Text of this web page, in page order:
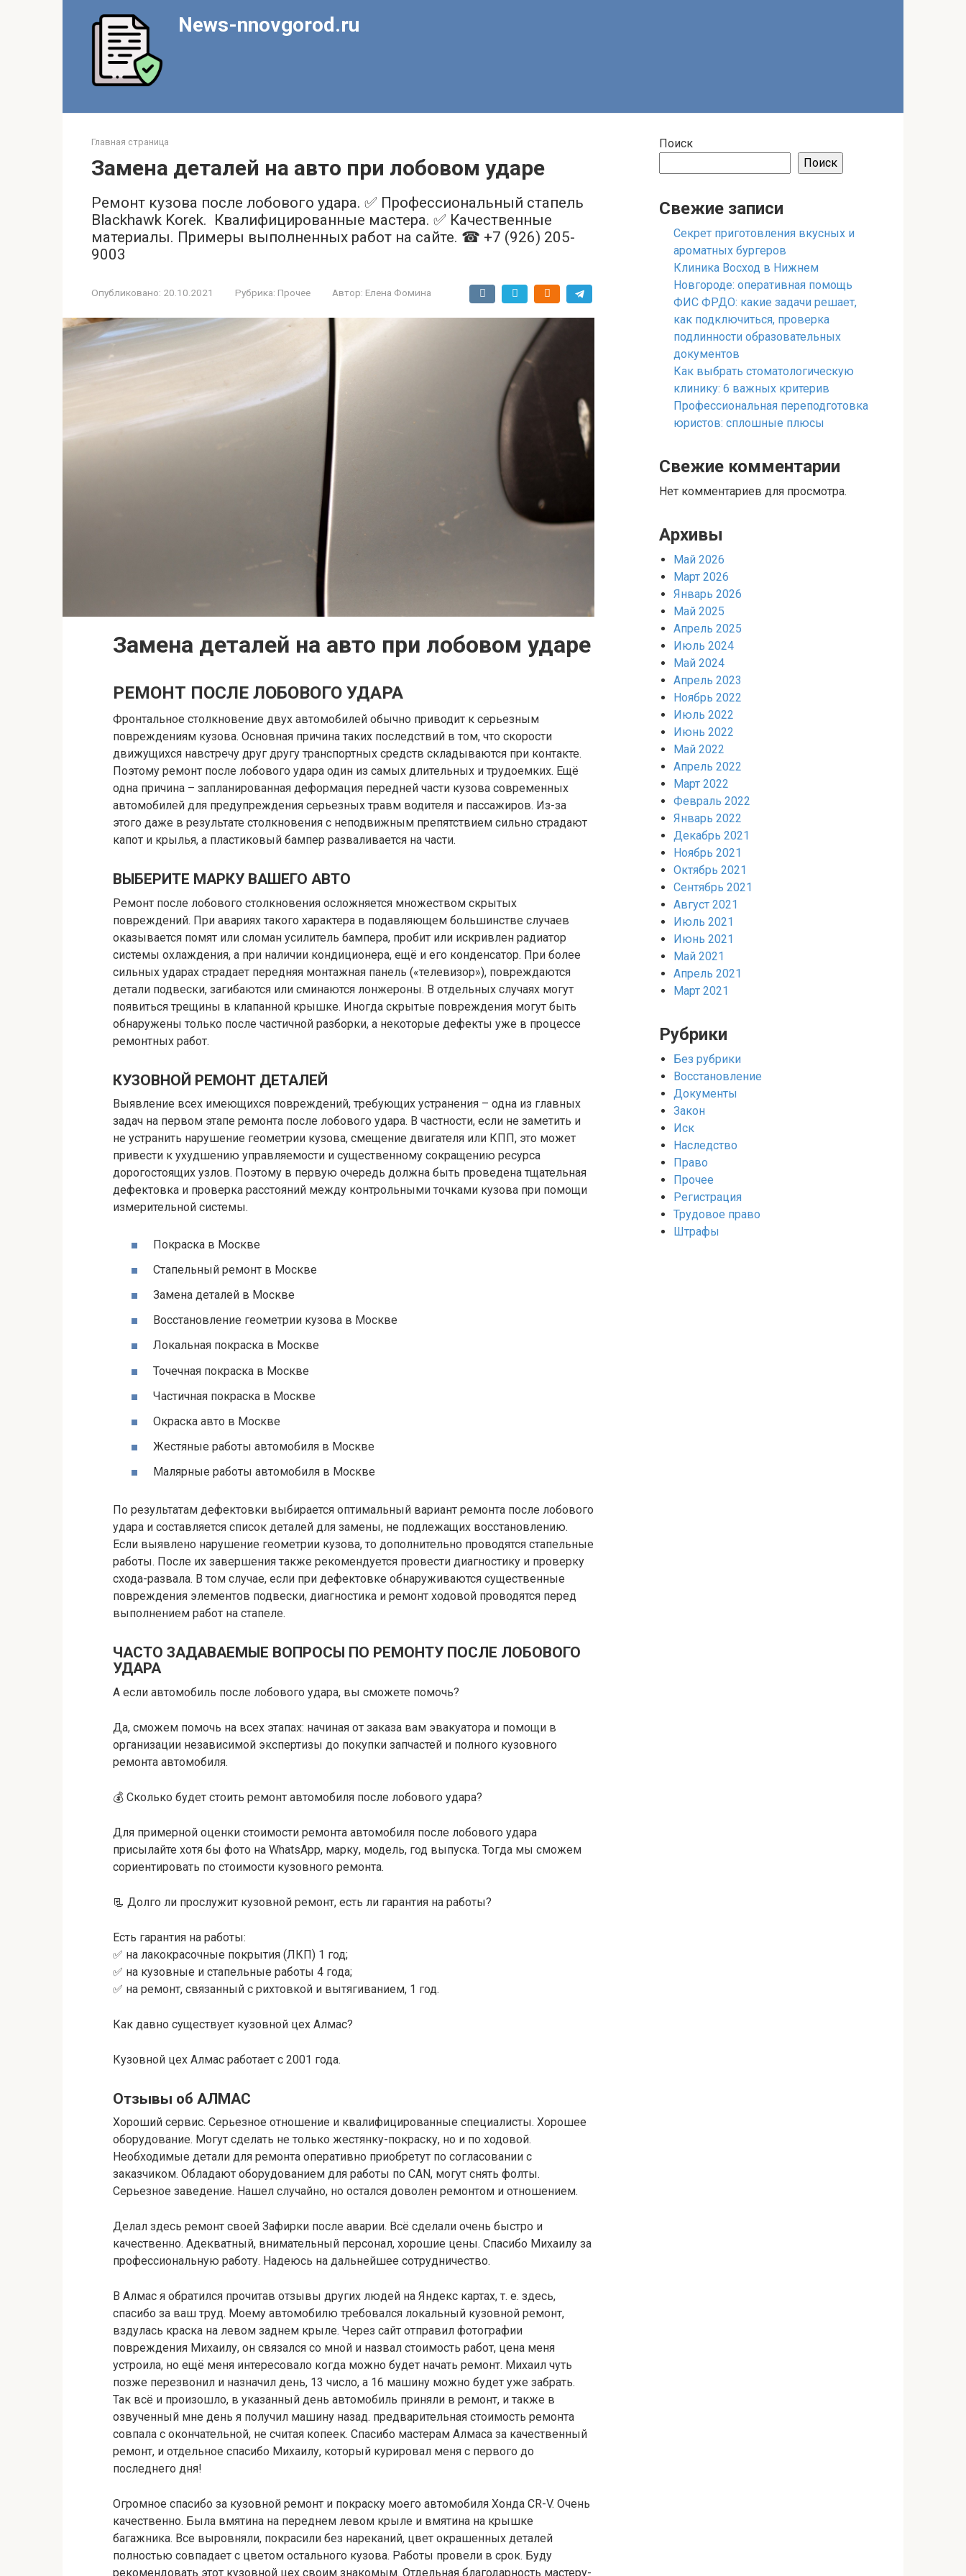
News-nnovgorod.ru
Главная страница
Замена деталей на авто при лобовом ударе
Ремонт кузова после лобового удара. ✅ Профессиональный стапель
Blackhawk Korek. ‍ Квалифицированные мастера. ✅ Качественные
материалы. Примеры выполненных работ на сайте. ☎ +7 (926) 205-
9003
Опубликовано: 20.10.2021 Рубрика: Прочее Автор: Елена Фомина
Замена деталей на авто при лобовом ударе
РЕМОНТ ПОСЛЕ ЛОБОВОГО УДАРА
Фронтальное столкновение двух автомобилей обычно приводит к серьезным
повреждениям кузова. Основная причина таких последствий в том, что скорости
движущихся навстречу друг другу транспортных средств складываются при контакте.
Поэтому ремонт после лобового удара один из самых длительных и трудоемких. Ещё
одна причина – запланированная деформация передней части кузова современных
автомобилей для предупреждения серьезных травм водителя и пассажиров. Из-за
этого даже в результате столкновения с неподвижным препятствием сильно страдают
капот и крылья, а пластиковый бампер разваливается на части.
ВЫБЕРИТЕ МАРКУ ВАШЕГО АВТО
Ремонт после лобового столкновения осложняется множеством скрытых
повреждений. При авариях такого характера в подавляющем большинстве случаев
оказывается помят или сломан усилитель бампера, пробит или искривлен радиатор
системы охлаждения, а при наличии кондиционера, ещё и его конденсатор. При более
сильных ударах страдает передняя монтажная панель («телевизор»), повреждаются
детали подвески, загибаются или сминаются лонжероны. В отдельных случаях могут
появиться трещины в клапанной крышке. Иногда скрытые повреждения могут быть
обнаружены только после частичной разборки, а некоторые дефекты уже в процессе
ремонтных работ.
КУЗОВНОЙ РЕМОНТ ДЕТАЛЕЙ
Выявление всех имеющихся повреждений, требующих устранения – одна из главных
задач на первом этапе ремонта после лобового удара. В частности, если не заметить и
не устранить нарушение геометрии кузова, смещение двигателя или КПП, это может
привести к ухудшению управляемости и существенному сокращению ресурса
дорогостоящих узлов. Поэтому в первую очередь должна быть проведена тщательная
дефектовка и проверка расстояний между контрольными точками кузова при помощи
измерительной системы.
Покраска в Москве
Стапельный ремонт в Москве
Замена деталей в Москве
Восстановление геометрии кузова в Москве
Локальная покраска в Москве
Точечная покраска в Москве
Частичная покраска в Москве
Окраска авто в Москве
Жестяные работы автомобиля в Москве
Малярные работы автомобиля в Москве
По результатам дефектовки выбирается оптимальный вариант ремонта после лобового
удара и составляется список деталей для замены, не подлежащих восстановлению.
Если выявлено нарушение геометрии кузова, то дополнительно проводятся стапельные
работы. После их завершения также рекомендуется провести диагностику и проверку
схода-развала. В том случае, если при дефектовке обнаруживаются существенные
повреждения элементов подвески, диагностика и ремонт ходовой проводятся перед
выполнением работ на стапеле.
ЧАСТО ЗАДАВАЕМЫЕ ВОПРОСЫ ПО РЕМОНТУ ПОСЛЕ ЛОБОВОГО
УДАРА
А если автомобиль после лобового удара, вы сможете помочь?
Да, сможем помочь на всех этапах: начиная от заказа вам эвакуатора и помощи в
организации независимой экспертизы до покупки запчастей и полного кузовного
ремонта автомобиля.
💰 Сколько будет стоить ремонт автомобиля после лобового удара?
Для примерной оценки стоимости ремонта автомобиля после лобового удара
присылайте хотя бы фото на WhatsApp, марку, модель, год выпуска. Тогда мы сможем
сориентировать по стоимости кузовного ремонта.
📃 Долго ли прослужит кузовной ремонт, есть ли гарантия на работы?
Есть гарантия на работы:
✅ на лакокрасочные покрытия (ЛКП) 1 год;
✅ на кузовные и стапельные работы 4 года;
✅ на ремонт, связанный с рихтовкой и вытягиванием, 1 год.
Как давно существует кузовной цех Алмас?
Кузовной цех Алмас работает с 2001 года.
Отзывы об АЛМАС
Хороший сервис. Серьезное отношение и квалифицированные специалисты. Хорошее
оборудование. Могут сделать не только жестянку-покраску, но и по ходовой.
Необходимые детали для ремонта оперативно приобретут по согласовании с
заказчиком. Обладают оборудованием для работы по CAN, могут снять фолты.
Серьезное заведение. Нашел случайно, но остался доволен ремонтом и отношением.
Делал здесь ремонт своей Зафирки после аварии. Всё сделали очень быстро и
качественно. Адекватный, внимательный персонал, хорошие цены. Спасибо Михаилу за
профессиональную работу. Надеюсь на дальнейшее сотрудничество.
В Алмас я обратился прочитав отзывы других людей на Яндекс картах, т. е. здесь,
спасибо за ваш труд. Моему автомобилю требовался локальный кузовной ремонт,
вздулась краска на левом заднем крыле. Через сайт отправил фотографии
повреждения Михаилу, он связался со мной и назвал стоимость работ, цена меня
устроила, но ещё меня интересовало когда можно будет начать ремонт. Михаил чуть
позже перезвонил и назначил день, 13 число, а 16 машину можно будет уже забрать.
Так всё и произошло, в указанный день автомобиль приняли в ремонт, и также в
озвученный мне день я получил машину назад. предварительная стоимость ремонта
совпала с окончательной, не считая копеек. Спасибо мастерам Алмаса за качественный
ремонт, и отдельное спасибо Михаилу, который курировал меня с первого до
последнего дня!
Огромное спасибо за кузовной ремонт и покраску моего автомобиля Хонда CR-V. Очень
качественно. Была вмятина на переднем левом крыле и вмятина на крышке
багажника. Все выровняли, покрасили без нареканий, цвет окрашенных деталей
полностью совпадает с цветом остального кузова. Работы провели в срок. Буду
рекомендовать этот кузовной цех своим знакомым. Отдельная благодарность мастеру-
Поиск
Поиск
Свежие записи
Секрет приготовления вкусных и
ароматных бургеров
Клиника Восход в Нижнем
Новгороде: оперативная помощь
ФИС ФРДО: какие задачи решает,
как подключиться, проверка
подлинности образовательных
документов
Как выбрать стоматологическую
клинику: 6 важных критерив
Профессиональная переподготовка
юристов: сплошные плюсы
Свежие комментарии
Нет комментариев для просмотра.
Архивы
Май 2026
Март 2026
Январь 2026
Май 2025
Апрель 2025
Июль 2024
Май 2024
Апрель 2023
Ноябрь 2022
Июль 2022
Июнь 2022
Май 2022
Апрель 2022
Март 2022
Февраль 2022
Январь 2022
Декабрь 2021
Ноябрь 2021
Октябрь 2021
Сентябрь 2021
Август 2021
Июль 2021
Июнь 2021
Май 2021
Апрель 2021
Март 2021
Рубрики
Без рубрики
Восстановление
Документы
Закон
Иск
Наследство
Право
Прочее
Регистрация
Трудовое право
Штрафы